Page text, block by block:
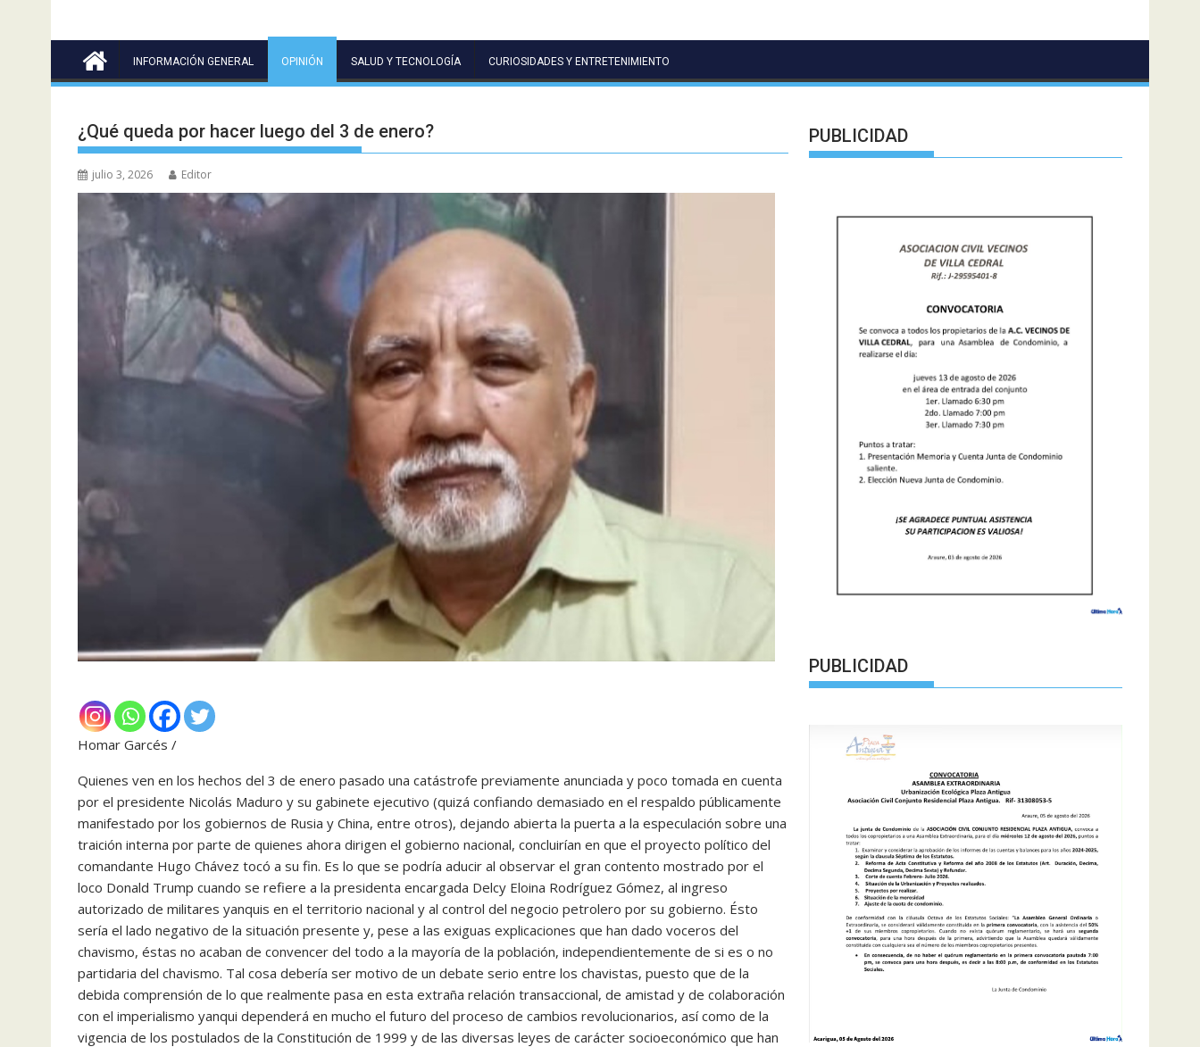
INFORMACIÓN GENERAL OPINIÓN SALUD Y TECNOLOGÍA CURIOSIDADES Y ENTRETENIMIENTO
¿Qué queda por hacer luego del 3 de enero?
julio 3, 2026 Editor
Homar Garcés /
Quienes ven en los hechos del 3 de enero pasado una catástrofe previamente anunciada y poco tomada en cuenta
por el presidente Nicolás Maduro y su gabinete ejecutivo (quizá confiando demasiado en el respaldo públicamente
manifestado por los gobiernos de Rusia y China, entre otros), dejando abierta la puerta a la especulación sobre una
traición interna por parte de quienes ahora dirigen el gobierno nacional, concluirían en que el proyecto político del
comandante Hugo Chávez tocó a su fin. Es lo que se podría aducir al observar el gran contento mostrado por el
loco Donald Trump cuando se refiere a la presidenta encargada Delcy Eloina Rodríguez Gómez, al ingreso
autorizado de militares yanquis en el territorio nacional y al control del negocio petrolero por su gobierno. Ésto
sería el lado negativo de la situación presente y, pese a las exiguas explicaciones que han dado voceros del
chavismo, éstas no acaban de convencer del todo a la mayoría de la población, independientemente de si es o no
partidaria del chavismo. Tal cosa debería ser motivo de un debate serio entre los chavistas, puesto que de la
debida comprensión de lo que realmente pasa en esta extraña relación transaccional, de amistad y de colaboración
con el imperialismo yanqui dependerá en mucho el futuro del proceso de cambios revolucionarios, así como de la
vigencia de los postulados de la Constitución de 1999 y de las diversas leyes de carácter socioeconómico que han
PUBLICIDAD
PUBLICIDAD